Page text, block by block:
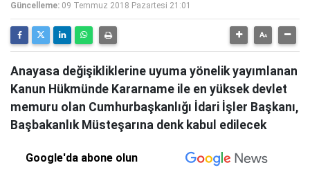
Güncelleme: 09 Temmuz 2018 Pazartesi 21:01
Anayasa değişikliklerine uyuma yönelik yayımlanan
Kanun Hükmünde Kararname ile en yüksek devlet
memuru olan Cumhurbaşkanlığı İdari İşler Başkanı,
Başbakanlık Müsteşarına denk kabul edilecek
Google'da abone olun